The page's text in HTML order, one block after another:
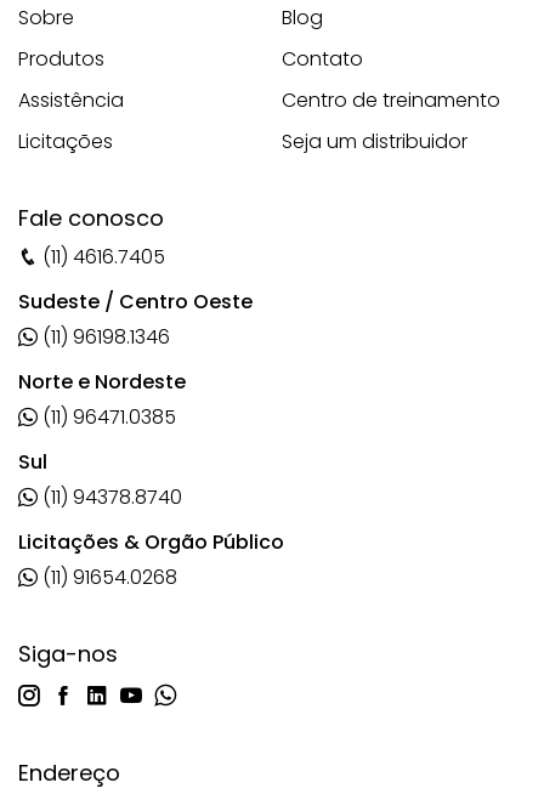
Sobre
Produtos
Assistência
Licitações
Blog
Contato
Centro de treinamento
Seja um distribuidor
Fale conosco
(11) 4616.7405
Sudeste / Centro Oeste
(11) 96198.1346
Norte e Nordeste
(11) 96471.0385
Sul
(11) 94378.8740
Licitações & Orgão Público
(11) 91654.0268
Siga-nos
Endereço